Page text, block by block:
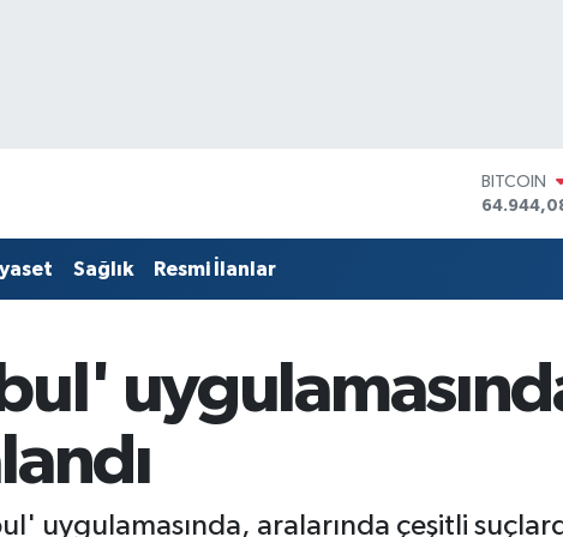
DOLAR
47,7436
64,4811
BİST100
13.779
Sağlık Resmi İlanlar
uygulamasında, aralarında çeşitli